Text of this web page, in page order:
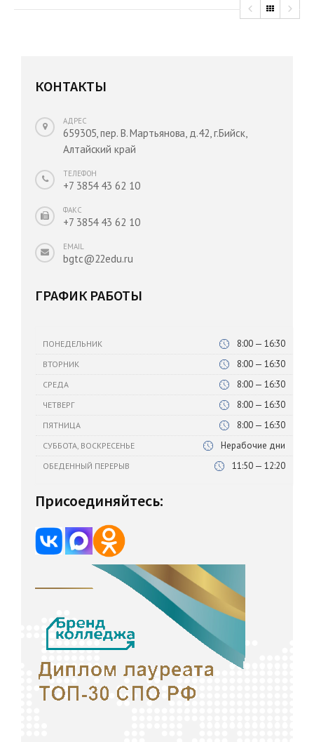
КОНТАКТЫ
АДРЕС
659305, пер. В. Мартьянова, д.42, г.Бийск,
Алтайский край
ТЕЛЕФОН
+7 3854 43 62 10
ФАКС
+7 3854 43 62 10
EMAIL
bgtc@22edu.ru
ГРАФИК РАБОТЫ
ПОНЕДЕЛЬНИК 8:00 — 16:30
ВТОРНИК 8:00 — 16:30
СРЕДА 8:00 — 16:30
ЧЕТВЕРГ 8:00 — 16:30
ПЯТНИЦА 8:00 — 16:30
СУББОТА, ВОСКРЕСЕНЬЕ Нерабочие дни
ОБЕДЕННЫЙ ПЕРЕРЫВ 11:50 — 12:20
Присоединяйтесь: